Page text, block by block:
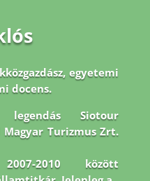
egyetemi
docens.
Siotour
Magyar Turizmus Zrt.
2007-2010 között